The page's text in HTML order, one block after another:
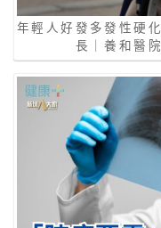
年輕人好發多發性硬
長｜養和醫